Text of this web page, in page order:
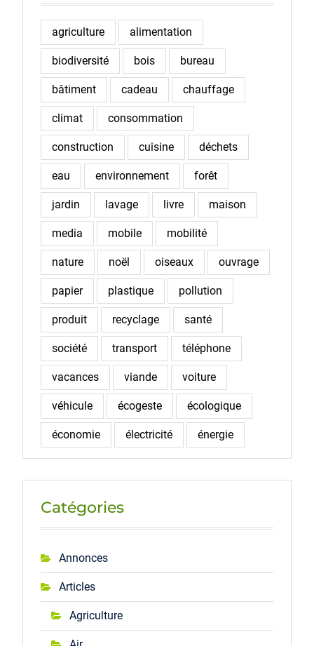
agriculture alimentation
biodiversité bois bureau
bâtiment cadeau chauffage
climat consommation
construction cuisine déchets
eau environnement forêt
jardin lavage livre maison
media mobile mobilité
nature noël oiseaux ouvrage
papier plastique pollution
produit recyclage santé
société transport téléphone
vacances viande voiture
véhicule écogeste écologique
économie électricité énergie
Catégories
Annonces
Articles
Agriculture